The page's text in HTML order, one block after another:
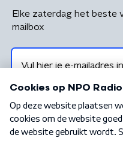
Elke zaterdag het beste
mailbox
Algemene voorwaarden